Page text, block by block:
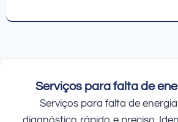
Serviços para falta de
Serviços para falta de